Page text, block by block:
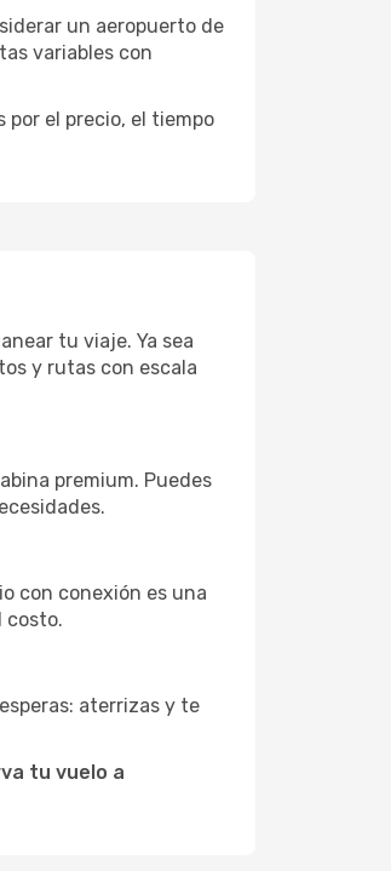
un aeropuerto de
variables con
por el precio, el tiempo
tu viaje. Ya sea
y rutas con escala
premium. Puedes
con conexión es una
costo.
aterrizas y te
tu vuelo a